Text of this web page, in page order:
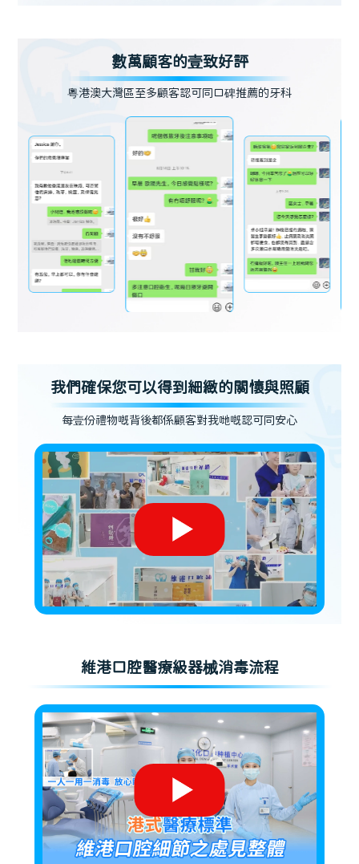
數萬顧客的壹致好評
粵港澳大灣區至多顧客認可同口碑推薦的牙科
我們確保您可以得到細緻的關懷與照顧
每壹份禮物嘅背後都係顧客對我哋嘅認可同安心
維港口腔醫療級器械消毒流程